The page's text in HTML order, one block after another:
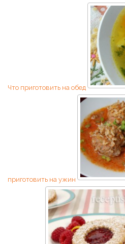
Что приготовить на обед
приготовить на ужин